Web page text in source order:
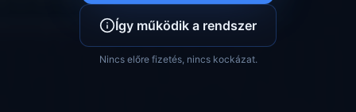
Így működik a rendszer
Nincs előre fizetés, nincs kockázat.